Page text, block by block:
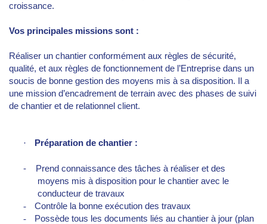
croissance.
Vos principales missions sont :
Réaliser un chantier conformément aux règles de sécurité,
qualité, et aux règles de fonctionnement de l’Entreprise dans un
soucis de bonne gestion des moyens mis à sa disposition. Il a
une mission d’encadrement de terrain avec des phases de suivi
de chantier et de relationnel client.
· Préparation de chantier :
- Prend connaissance des tâches à réaliser et des
moyens mis à disposition pour le chantier avec le
conducteur de travaux
-
Contrôle la bonne exécution des travaux
-
Possède tous les documents liés au chantier à jour (plan